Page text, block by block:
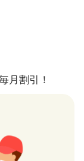
月割引！